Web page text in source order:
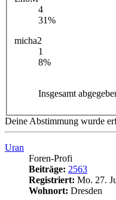
4
31%
micha2
1
8%
Insgesamt
Deine Abstimmung wurde
Uran
Foren-Profi
Beiträge: 2563
Registriert: Mo. 27.
Wohnort: Dresden